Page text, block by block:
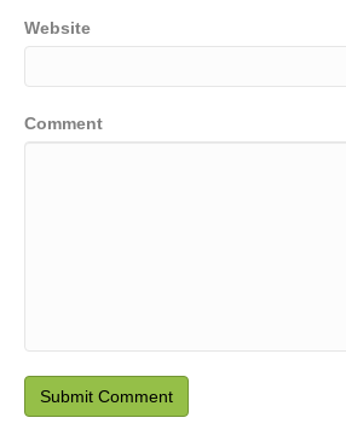
Website
Comment